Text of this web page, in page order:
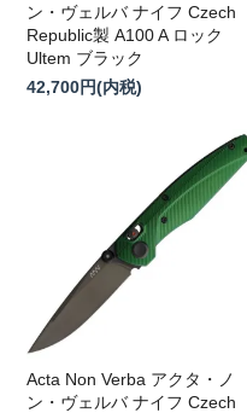
ン・ヴェルバ ナイフ Czech
Republic製 A100 A ロック
Ultem ブラック
42,700円(内税)
Acta Non Verba アクタ・ノ
ン・ヴェルバ ナイフ Czech